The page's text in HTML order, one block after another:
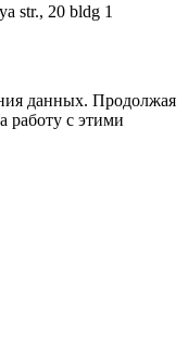
str., 20 bldg 1
данных. Продолжая
работу с этими